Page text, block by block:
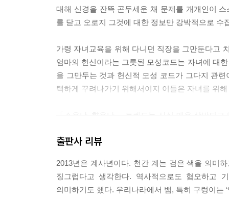
대해 신경을 잔뜩 곤두세운 채 문제를 개개인이
를 닫고 오로지 그것에 대한 정보만 강박적으로
가령 자녀교육을 위해 다니던 직장을 그만둔다고
엄마의 헌신이라는 그릇된 모성코드는 자녀에 대
을 그만두는 것과 헌신적 모성 코드가 그다지 관
택하게 꾸려나가기 위해서이지 이들은 자녀를 위
「소유냐, 향유냐」 트렌드는 사실 매우 상반되
께 생각하는 이타적 동기를 추구한다. 더불어 그
아무도 없는 곳에서 자기만의 분위기를 만들며 혼
하기 등 라운징을 위한 레저와 서비스가 새롭게
출판사 리뷰
2013년은 계사년이다. 천간 계는 검은 색을 의미
징그럽다고 생각한다. 역사적으로도 혐오하고
의미하기도 했다. 우리나라에서 뱀, 특히 구렁이는